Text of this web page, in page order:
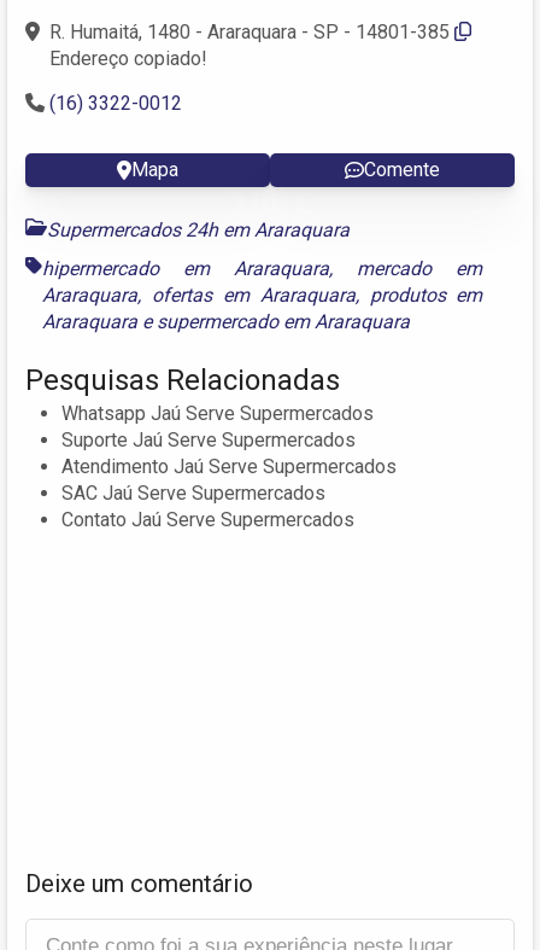
R. Humaitá, 1480 - Araraquara - SP - 14801-385
Endereço copiado!
(16) 3322-0012
Mapa Comente
Supermercados 24h em Araraquara
hipermercado em Araraquara, mercado em
Araraquara, ofertas em Araraquara, produtos em
Araraquara esupermercado em Araraquara
Pesquisas Relacionadas
Whatsapp Jaú Serve Supermercados
Suporte Jaú Serve Supermercados
Atendimento Jaú Serve Supermercados
SAC Jaú Serve Supermercados
Contato Jaú Serve Supermercados
Deixe um comentário